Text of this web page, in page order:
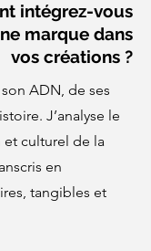
intégrez-vous
marque dans
vos créations ?
ADN, de ses
J’analyse le
culturel de la
en
tangibles et